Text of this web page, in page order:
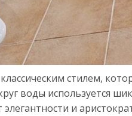
стилем,
воды используется
и